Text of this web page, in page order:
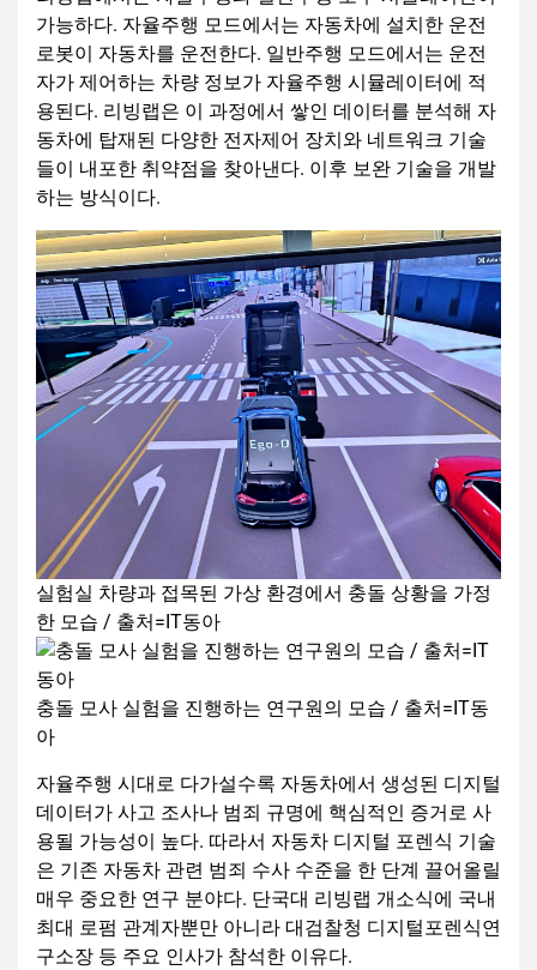
가능하다. 자율주행 모드에서는 자동차에 설치한 운전
로봇이 자동차를 운전한다. 일반주행 모드에서는 운전
자가 제어하는 차량 정보가 자율주행 시뮬레이터에 적
용된다. 리빙랩은 이 과정에서 쌓인 데이터를 분석해 자
동차에 탑재된 다양한 전자제어 장치와 네트워크 기술
들이 내포한 취약점을 찾아낸다. 이후 보완 기술을 개발
하는 방식이다.
실험실 차량과 접목된 가상 환경에서 충돌 상황을 가정
한 모습 / 출처=IT동아
충돌 모사 실험을 진행하는 연구원의 모습 / 출처=IT동
아
자율주행 시대로 다가설수록 자동차에서 생성된 디지털
데이터가 사고 조사나 범죄 규명에 핵심적인 증거로 사
용될 가능성이 높다. 따라서 자동차 디지털 포렌식 기술
은 기존 자동차 관련 범죄 수사 수준을 한 단계 끌어올릴
매우 중요한 연구 분야다. 단국대 리빙랩 개소식에 국내
최대 로펌 관계자뿐만 아니라 대검찰청 디지털포렌식연
구소장 등 주요 인사가 참석한 이유다.